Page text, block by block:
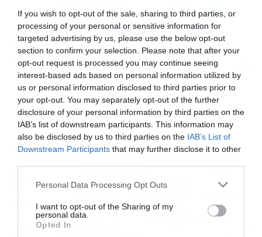
If you wish to opt-out of the sale, sharing to third parties, or
processing of your personal or sensitive information for
targeted advertising by us, please use the below opt-out
section to confirm your selection. Please note that after your
opt-out request is processed you may continue seeing
interest-based ads based on personal information utilized by
us or personal information disclosed to third parties prior to
your opt-out. You may separately opt-out of the further
disclosure of your personal information by third parties on the
IAB’s list of downstream participants. This information may
also be disclosed by us to third parties on the IAB’s List of
Downstream Participants that may further disclose it to other
Please note that this website/app uses one or more Google
not limited to your visit or usage behaviour. You may click to
grant or deny consent to Google and its third-party tags to
use your data for below specified purposes in below Google
Personal Data Processing Opt Outs
I want to opt-out of the Sharing of my
personal data.
Opted In
05/04/2014 23:24
Γάζωρος: Τέλος Μπαργκά και Μπουντίνοφ
Αποδεσμεύτηκαν από τους Σερραίους σύμφωνα με
πληροφορίες του dokari.gr ο Καμερουνέζος μέσος και ο
Βούλγαρος επιθετικός. Δουλειά από Κατσαβάκη με
παίκτες της β΄ ομάδας. Ξεκίνησαν οι εκκαθαρίσεις στον
Εθνικό Γαζώρου, αφού σύμφωνα με πληροφορίες του
dokari.gr τις τελευταίες ώρες υπήρξαν συναινετικά
«διαζύγια» με δυο ξένους που είχαν αποκτηθεί το
χειμώνα, τους Μίροσλαβ Μπουντίνοφ (φωτό κάτω) […]